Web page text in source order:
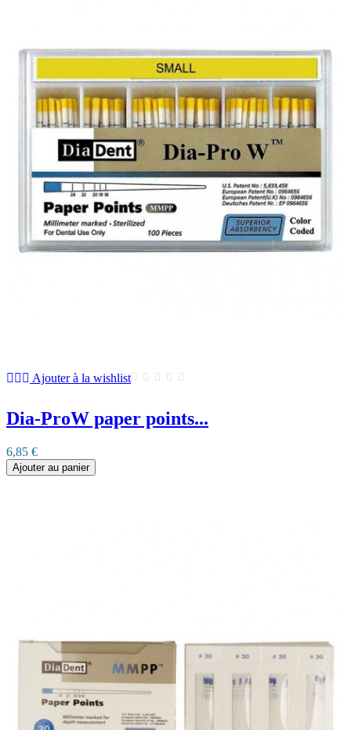
Ajouter à la wishlist
Dia-ProW paper points...
6,85 €
Ajouter au panier